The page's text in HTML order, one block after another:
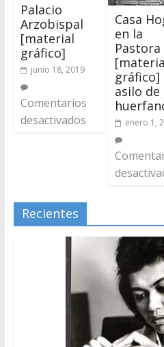
Palacio
Arzobispal
[material
gráfico]
junio 18, 2019
Comentarios
desactivados
Casa
en la
Pastora
gráfico]
asilo de
enero 1,
Recientes